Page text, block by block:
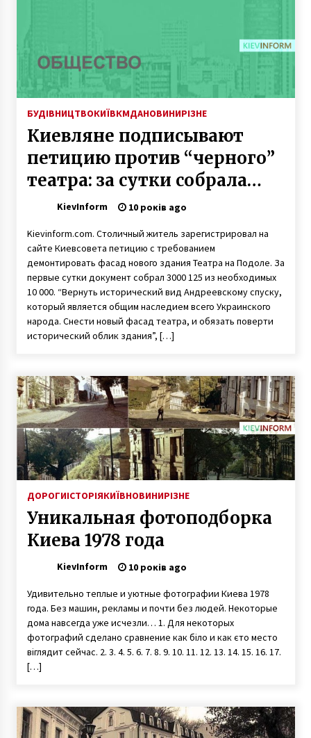
БУДІВНИЦТВОКИЇВКМДАНОВИНИРІЗНЕ
Киевляне подписывают
петицию против “черного”
театра: за сутки собрала
треть голосов
KievInform 10 років ago
Kievinform.com. Столичный житель зарегистрировал на
сайте Киевсовета петицию с требованием
демонтировать фасад нового здания Театра на Подоле. За
первые сутки документ собрал 3000 125 из необходимых
10 000. “Вернуть исторический вид Андреевскому спуску,
который является общим наследием всего Украинского
народа. Снести новый фасад театра, и обязать поверти
исторический облик здания”, […]
ДОРОГИІСТОРІЯКИЇВНОВИНИРІЗНЕ
Уникальная фотоподборка
Киева 1978 года
KievInform 10 років ago
Удивительно теплые и уютные фотографии Киева 1978
года. Без машин, рекламы и почти без людей. Некоторые
дома навсегда уже исчезли… 1. Для некоторых
фотографий сделано сравнение как біло и как єто место
віглядит сейчас. 2. 3. 4. 5. 6. 7. 8. 9. 10. 11. 12. 13. 14. 15. 16. 17.
[…]